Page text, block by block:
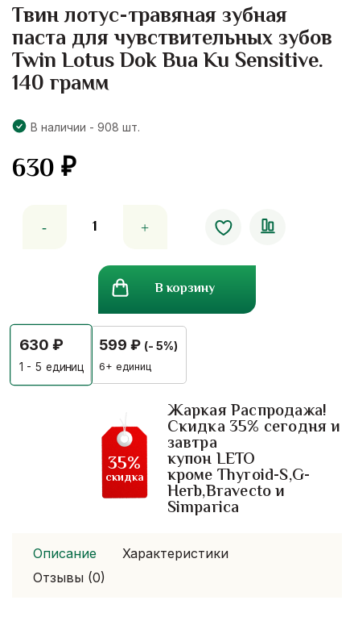
Твин лотус-травяная зубная
паста для чувствительных зубов
Twin Lotus Dok Bua Ku Sensitive.
140 грамм
В наличии - 908 шт.
630₽
товара
паста
для
чувствительных
зубов
В корзину
630₽
1 - 5 единиц
599 ₽ (- 5%)
6+ единиц
Жаркая Распродажа!
Скидка 35% сегодня и
завтра
купон LETO
кроме Thyroid-S,G-
Herb,Bravecto и
Simparica
35%
скидка
Описание
Характеристики
Отзывы (0)